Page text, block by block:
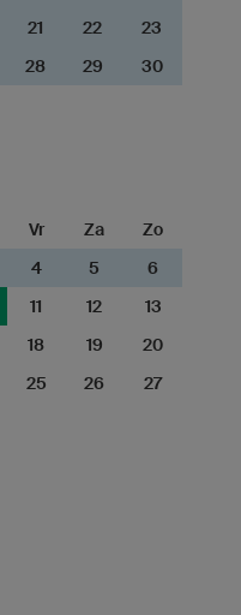
21 22
23
28 29
30
Vr Za
Zo
4 5
6
11 12
13
18 19
20
25 26
27